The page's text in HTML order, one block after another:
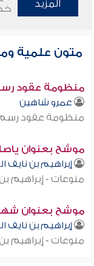
المزيد
متون علمية
منظومة عقود
عمرو شاهين
منظومة عقود
موشح بعنوان
إبراهيم بن نايف
منوعات - إبراهيم
موشح بعنوان
إبراهيم بن نايف
منوعات - إبراهيم